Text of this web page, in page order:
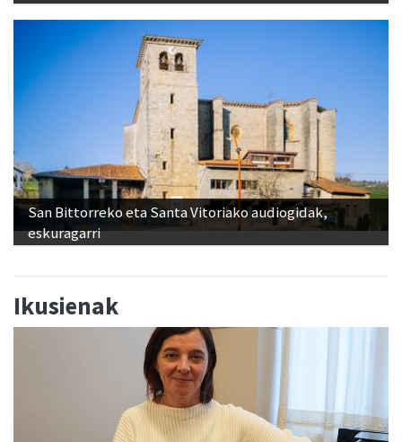
San Bittorreko eta Santa Vitoriako audiogidak,
eskuragarri
Ikusienak